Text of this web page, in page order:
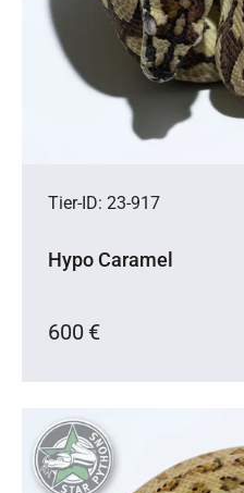
Tier-ID: 23-917
Hypo Caramel
600 €